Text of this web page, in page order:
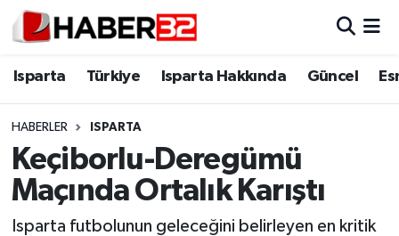
Isparta Türkiye Isparta Hakkında Güncel
HABERLER ISPARTA
Keçiborlu-Deregümü
Maçında Ortalık Karıştı
Isparta futbolunun geleceğini belirleyen en kritik
Isparta
Esnaf Diyor ki;
ASAYİŞ
Isparta Nöbetçi Eczaneler
Isparta Trafik Yoğunluk Haritası
Süper Lig Puan Durumu ve Fikstür